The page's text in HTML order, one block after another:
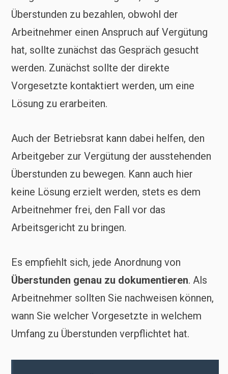
Überstunden zu bezahlen, obwohl der
Arbeitnehmer einen Anspruch auf Vergütung
hat, sollte zunächst das Gespräch gesucht
werden. Zunächst sollte der direkte
Vorgesetzte kontaktiert werden, um eine
Lösung zu erarbeiten.
Auch der Betriebsrat kann dabei helfen, den
Arbeitgeber zur Vergütung der ausstehenden
Überstunden zu bewegen. Kann auch hier
keine Lösung erzielt werden, stets es dem
Arbeitnehmer frei, den Fall vor das
Arbeitsgericht zu bringen.
Es empfiehlt sich, jede Anordnung von
Überstunden genau zu dokumentieren. Als
Arbeitnehmer sollten Sie nachweisen können,
wann Sie welcher Vorgesetzte in welchem
Umfang zu Überstunden verpflichtet hat.